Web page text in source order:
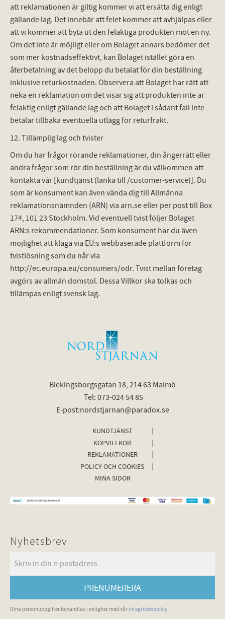
att reklamationen är giltig kommer vi att ersätta dig enligt
gällande lag. Det innebär att felet kommer att avhjälpas eller
att vi kommer att byta ut den felaktiga produkten mot en ny.
Om det inte är möjligt eller om Bolaget annars bedömer det
som mer kostnadseffektivt, kan Bolaget istället göra en
återbetalning av det belopp du betalat för din beställning
inklusive returkostnaden. Observera att Bolaget har rätt att
neka en reklamation om det visar sig att produkten inte är
felaktig enligt gällande lag och att Bolaget i sådant fall inte
betalar tillbaka eventuella utlägg för returfrakt.
12. Tillämplig lag och tvister
Om du har frågor rörande reklamationer, din ångerrätt eller
andra frågor som rör din beställning är du välkommen att
kontakta vår [kundtjänst (länka till /customer-service)]. Du
som är konsument kan även vända dig till Allmänna
reklamationsnämnden (ARN) via arn.se eller per post till Box
174, 101 23 Stockholm. Vid eventuell tvist följer Bolaget
ARN:s rekommendationer. Som konsument har du även
möjlighet att klaga via EU:s webbaserade plattform för
tvistlösning som du når via
http://ec.europa.eu/consumers/odr. Tvist mellan företag
avgörs av allmän domstol. Dessa Villkor ska tolkas och
tillämpas enligt svensk lag.
Blekingsborgsgatan 18, 214 63 Malmö
Tel: 073-024 54 85
E-post:nordstjarnan@paradox.se
KUNDTJÄNST
KÖPVILLKOR
REKLAMATIONER
POLICY OCH COOKIES
MINA SIDOR
Nyhetsbrev
PRENUMERERA
Dina personuppgifter behandlas i enlighet med vår integritetspolicy.